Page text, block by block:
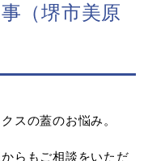
（堺市美原
スの蓋のお悩み。
らもご相談をいただ